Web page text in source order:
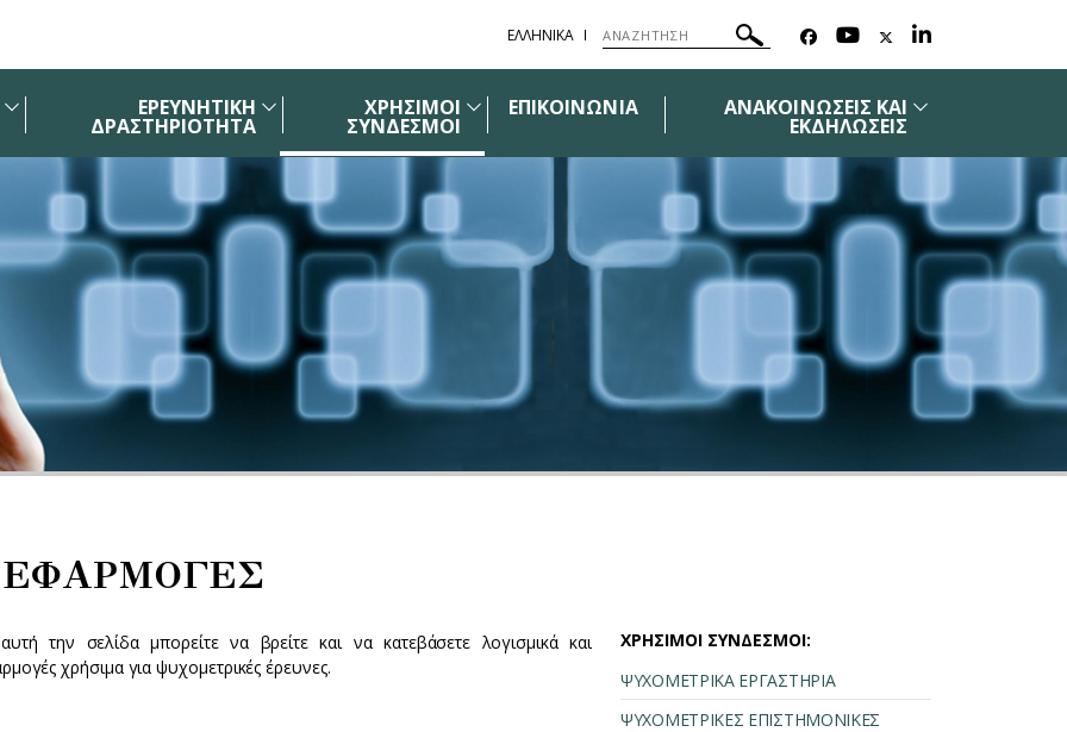
ΕΛΛΗΝΙΚΑ
ΕΡΕΥΝΗΤΙΚΗ
ΔΡΑΣΤΗΡΙΟΤΗΤΑ
ΧΡΗΣΙΜΟΙ
ΣΥΝΔΕΣΜΟΙ
ΕΠΙΚΟΙΝΩΝΙΑ ΑΝΑΚΟΙΝΩΣΕΙΣ ΚΑΙ
ΕΚΔΗΛΩΣΕΙΣ
την σελίδα μπορείτε να βρείτε και να κατεβάσετε λογισμικά και
χρήσιμα για ψυχομετρικές έρευνες.
ΧΡΗΣΙΜΟΙ ΣΥΝΔΕΣΜΟΙ:
ΨΥΧΟΜΕΤΡΙΚΑ ΕΡΓΑΣΤΗΡΙΑ
ΨΥΧΟΜΕΤΡΙΚΕΣ ΕΠΙΣΤΗΜΟΝΙΚΕΣ